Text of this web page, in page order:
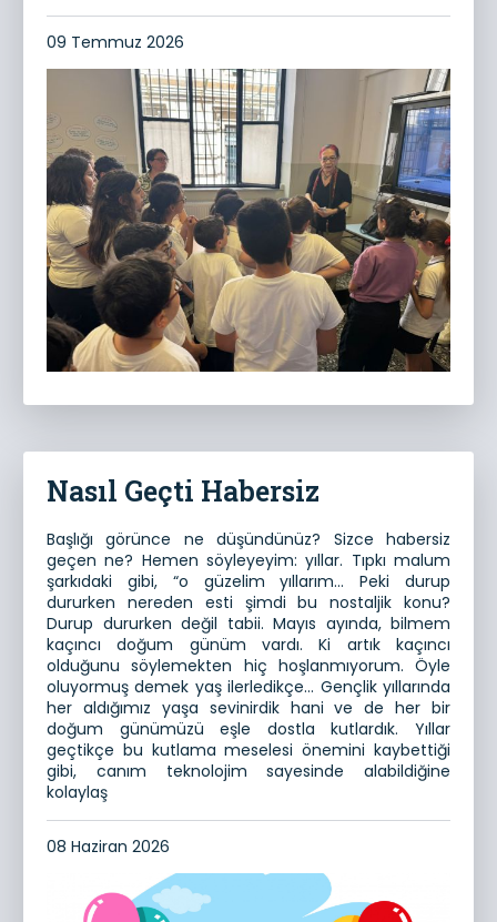
09 Temmuz 2026
Nasıl Geçti Habersiz
Başlığı görünce ne düşündünüz? Sizce habersiz
geçen ne? Hemen söyleyeyim: yıllar. Tıpkı malum
şarkıdaki gibi, “o güzelim yıllarım… Peki durup
dururken nereden esti şimdi bu nostaljik konu?
Durup dururken değil tabii. Mayıs ayında, bilmem
kaçıncı doğum günüm vardı. Ki artık kaçıncı
olduğunu söylemekten hiç hoşlanmıyorum. Öyle
oluyormuş demek yaş ilerledikçe… Gençlik yıllarında
her aldığımız yaşa sevinirdik hani ve de her bir
doğum günümüzü eşle dostla kutlardık. Yıllar
geçtikçe bu kutlama meselesi önemini kaybettiği
gibi, canım teknolojim sayesinde alabildiğine
kolaylaş
08 Haziran 2026